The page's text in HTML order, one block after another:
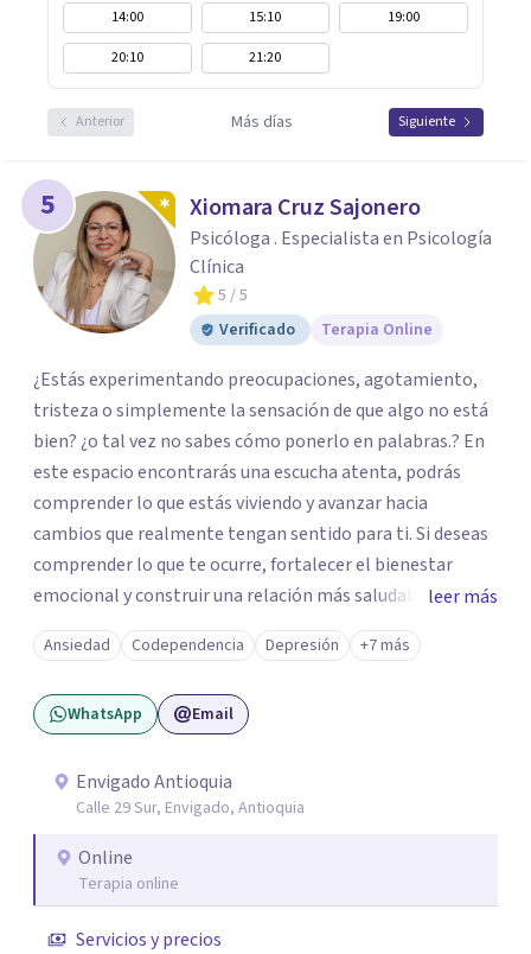
14:00 15:10
19:00
20:10
21:20
Anterior Más días Siguiente
5 Xiomara Cruz Sajonero
Psicóloga . Especialista en Psicología
Clínica
5 / 5
Verificado
Terapia Online
¿Estás experimentando preocupaciones, agotamiento,
tristeza o simplemente la sensación de que algo no está
bien? ¿o tal vez no sabes cómo ponerlo en palabras.? En
este espacio encontrarás una escucha atenta, podrás
comprender lo que estás viviendo y avanzar hacia
cambios que realmente tengan sentido para ti. Si deseas
comprender lo que te ocurre, fortalecer el bienestar
emocional y construir una relación más saludable
contigo mismo y con los demás y sientes que este puede
ser un buen momento para empezar, estaré dispuesta a
acompañarte en ese proceso.
leer más
Ansiedad Codependencia Depresión +7 más
WhatsApp Email
Envigado Antioquia
Calle 29 Sur, Envigado, Antioquia
Online
Terapia online
Servicios y precios